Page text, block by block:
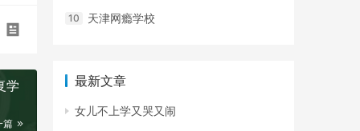
学
篇
天津网瘾学校
最新文章
女儿不上学又哭又闹